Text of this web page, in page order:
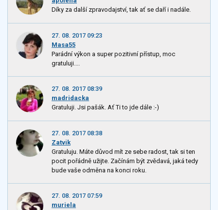
Díky za další zpravodajství, tak ať se daří i nadále.
27. 08. 2017 09:23
Masa55
Parádní výkon a super pozitivní přístup, moc
gratuluji....
27. 08. 2017 08:39
madridacka
Gratuluji. Jsi pašák. Ať Ti to jde dále :-)
27. 08. 2017 08:38
Zatvik
Gratuluju. Máte důvod mít ze sebe radost, tak si ten
pocit pořádně užijte. Začínám být zvědavá, jaká tedy
bude vaše odměna na konci roku.
27. 08. 2017 07:59
muriela